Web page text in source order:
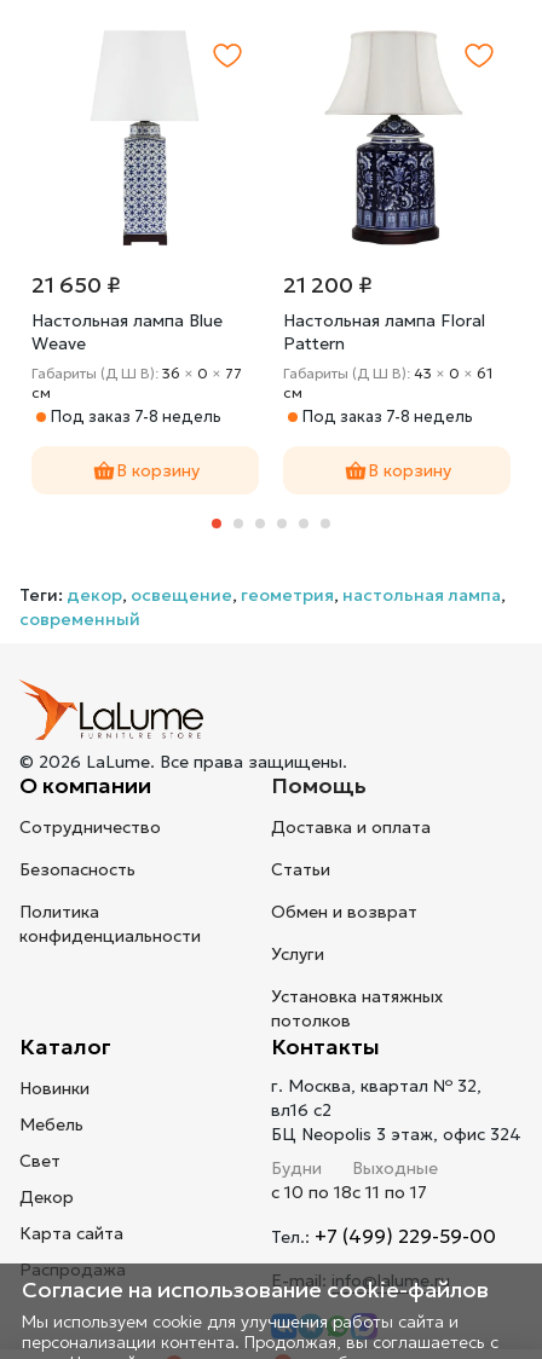
21 650 ₽
Настольная лампа Blue
Weave
Габариты (Д Ш В): 36 × 0 × 77
cм
Под заказ 7-8 недель
В корзину
21 200 ₽
Настольная лампа Floral
Pattern
Габариты (Д Ш В): 43 × 0 × 61
cм
Под заказ 7-8 недель
В корзину
Теги: декор, освещение, геометрия, настольная лампа,
современный
© 2026 LaLume. Все права защищены.
О компании
Сотрудничество
Безопасность
Политика
конфиденциальности
Помощь
Доставка и оплата
Статьи
Обмен и возврат
Услуги
Установка натяжных
потолков
Каталог
Новинки
Мебель
Свет
Декор
Карта сайта
Распродажа
Контакты
г. Москва, квартал № 32,
вл16 с2
БЦ Neopolis 3 этаж, офис 324
Будни
с 10 по 18
Выходные
с 11 по 17
Тел.: +7 (499) 229-59-00
E-mail: info@lalume.ru
Согласие на использование cookie-файлов
Мы используем cookie для улучшения работы сайта и
персонализации контента. Продолжая, вы соглашаетесь с